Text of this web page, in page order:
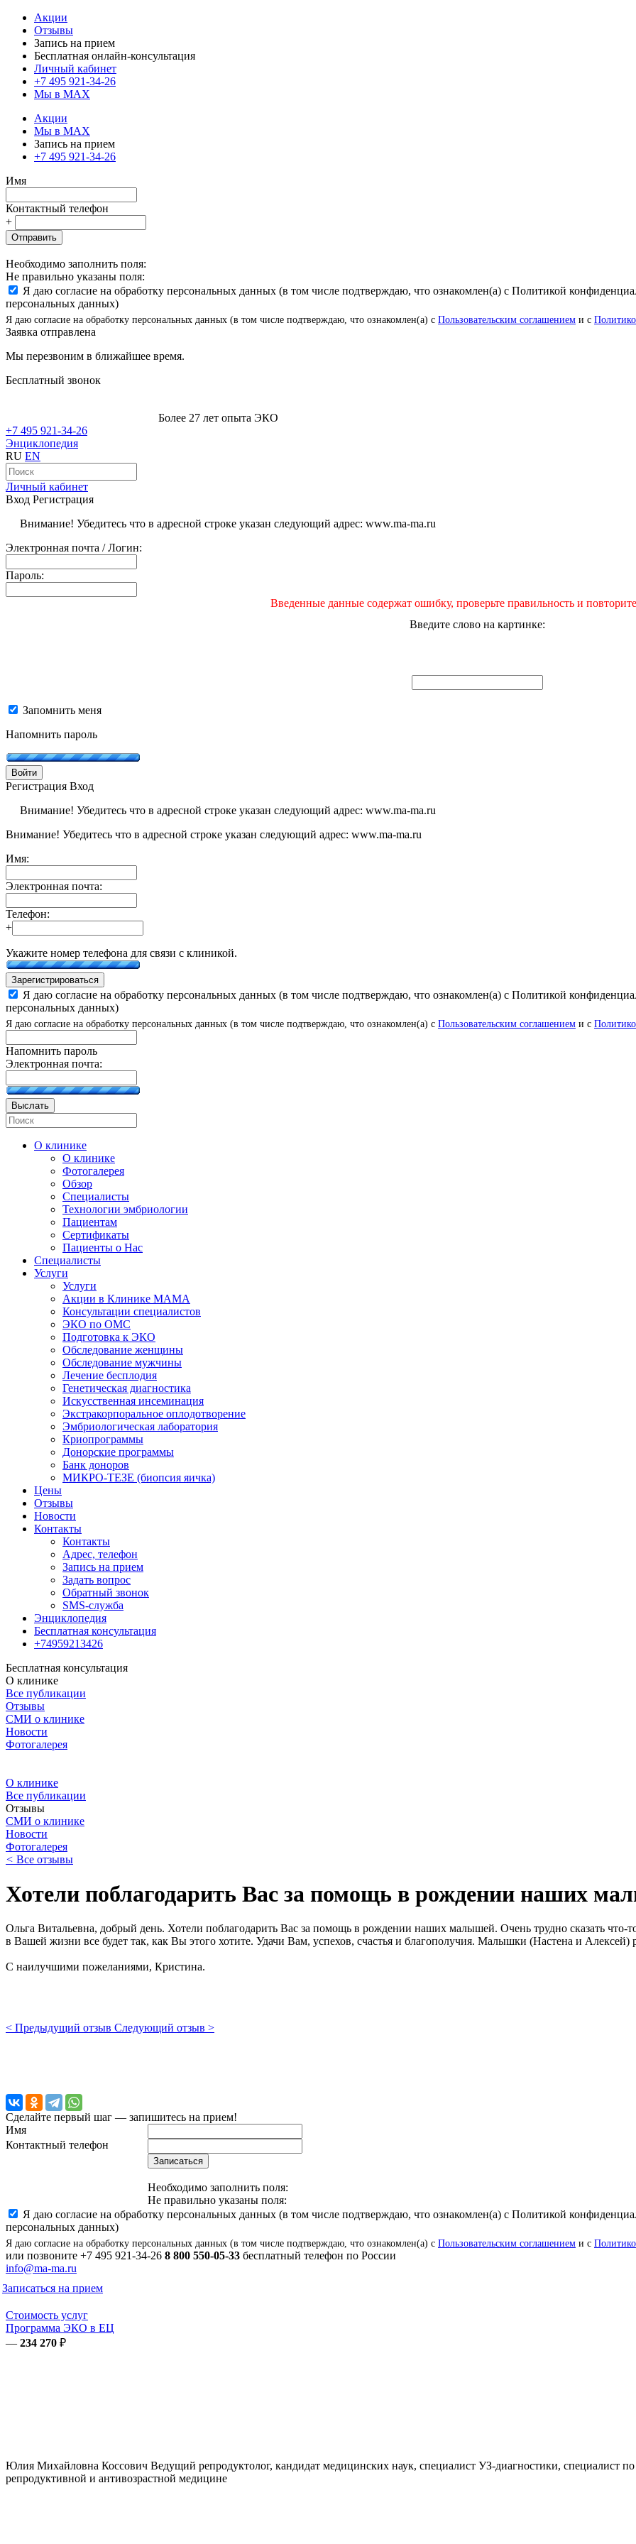
Акции
Отзывы
Запись на прием
Бесплатная онлайн-консультация
Личный кабинет
+7 495 921-34-26
Мы в MAX
Акции
Мы в MAX
Запись на прием
+7 495 921-34-26
Имя
Контактный телефон
+
Отправить
Необходимо заполнить поля:
Не правильно указаны поля:
Я даю согласие на обработку персональных данных (в том числе подтверждаю, что ознакомлен(а) с Политикой
персональных данных)
Я даю согласие на обработку персональных данных (в том числе подтверждаю, что ознакомлен(а) с Пользовательским соглашением и с
Заявка отправлена
Мы перезвоним в ближайшее время.
Бесплатный звонок
Более 27 лет опыта ЭКО
+7 495 921-34-26
Энциклопедия
RU EN
Личный кабинет
Вход Регистрация
Внимание! Убедитесь что в адресной строке указан следующий адрес: www.ma-ma.ru
Электронная почта / Логин:
Пароль:
Введенные данные содержат ошибку, проверьте правильность и
Введите слово на картинке:
Запомнить меня
Напомнить пароль
Войти
Регистрация Вход
Внимание! Убедитесь что в адресной строке указан следующий адрес: www.ma-ma.ru
Внимание! Убедитесь что в адресной строке указан следующий адрес: www.ma-ma.ru
Имя:
Электронная почта:
Телефон:
+
Укажите номер телефона для связи с клиникой.
Зарегистрироваться
Я даю согласие на обработку персональных данных (в том числе подтверждаю, что ознакомлен(а) с Политикой
персональных данных)
Я даю согласие на обработку персональных данных (в том числе подтверждаю, что ознакомлен(а) с Пользовательским соглашением и с
Напомнить пароль
Электронная почта:
Выслать
О клинике
О клинике
Фотогалерея
Обзор
Специалисты
Технологии эмбриологии
Пациентам
Сертификаты
Пациенты о Нас
Специалисты
Услуги
Услуги
Акции в Клинике МАМА
Консультации специалистов
ЭКО по ОМС
Подготовка к ЭКО
Обследование женщины
Обследование мужчины
Лечение бесплодия
Генетическая диагностика
Искусственная инсеминация
Экстракорпоральное оплодотворение
Эмбриологическая лаборатория
Криопрограммы
Донорские программы
Банк доноров
МИКРО-ТЕЗЕ (биопсия яичка)
Цены
Отзывы
Новости
Контакты
Контакты
Адрес, телефон
Запись на прием
Задать вопрос
Обратный звонок
SMS-служба
Энциклопедия
Бесплатная консультация
+74959213426
Бесплатная консультация
О клинике
Все публикации
Отзывы
СМИ о клинике
Новости
Фотогалерея
О клинике
Все публикации
Отзывы
СМИ о клинике
Новости
Фотогалерея
< Все отзывы
Хотели поблагодарить Вас за помощь в рождении наших
Ольга Витальевна, добрый день. Хотели поблагодарить Вас за помощь в рождении наших малышей. Очень трудно сказать
в Вашей жизни все будет так, как Вы этого хотите. Удачи Вам, успехов, счастья и благополучия. Малышки (Настена и Алексей)
С наилучшими пожеланиями, Кристина.
< Предыдущий отзыв Следующий отзыв >
Сделайте первый шаг — запишитесь на прием!
Имя
Контактный телефон
Записаться
Необходимо заполнить поля:
Не правильно указаны поля:
Я даю согласие на обработку персональных данных (в том числе подтверждаю, что ознакомлен(а) с Политикой
персональных данных)
Я даю согласие на обработку персональных данных (в том числе подтверждаю, что ознакомлен(а) с Пользовательским соглашением и с
или позвоните +7 495 921-34-26 8 800 550-05-33 бесплатный телефон по России
info@ma-ma.ru
Записаться на прием
Стоимость услуг
Программа ЭКО в ЕЦ
— 234 270 ₽
Юлия Михайловна Коссович Ведущий репродуктолог, кандидат медицинских наук, специалист УЗ-диагностики, специалист
репродуктивной и антивозрастной медицине